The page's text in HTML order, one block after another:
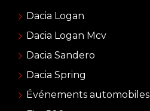
Dacia Logan
Dacia Logan Mcv
Dacia Sandero
Dacia Spring
Événements automobiles